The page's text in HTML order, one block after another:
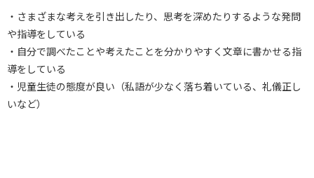
・さまざまな考えを引き出したり、思考を深めたりするような発問
や指導をしている
・自分で調べたことや考えたことを分かりやすく文章に書かせる指
導をしている
・児童生徒の態度が良い（私語が少なく落ち着いている、礼儀正し
いなど）